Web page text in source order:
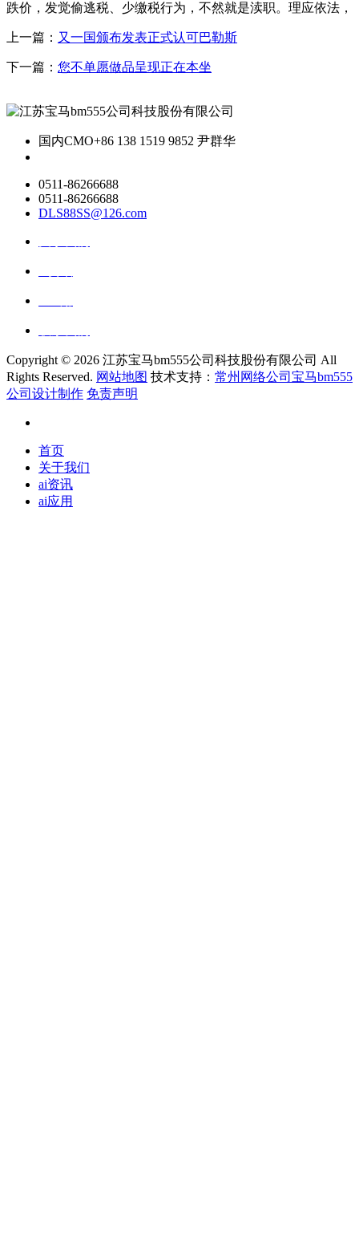
跌价，发觉偷逃税、少缴税行为，不然就是渎职。理应依法，
上一篇： 又一国颁布发表正式认可巴勒斯
下一篇： 您不单愿做品呈现正在本坐
国内CMO+86 138 1519 9852 尹群华
0511-86266688
0511-86266688
DLS88SS@126.com
Copyright © 2026 江苏宝马bm555公司科技股份有限公司 All
Rights Reserved. 网站地图 技术支持： 常州网络公司宝马bm555
公司设计制作 免责声明
首页
关于我们
ai资讯
ai应用